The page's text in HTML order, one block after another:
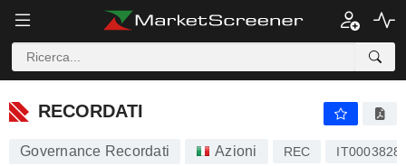
RECORDATI
RECORDATI
Governance Recordati Azioni REC